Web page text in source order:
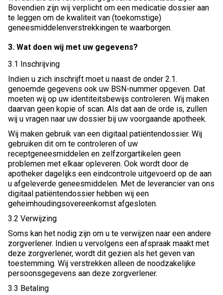
Bovendien zijn wij verplicht om een medicatie dossier aan
te leggen om de kwaliteit van (toekomstige)
geneesmiddelenverstrekkingen te waarborgen.
3. Wat doen wij met uw gegevens?
3.1 Inschrijving
Indien u zich inschrijft moet u naast de onder 2.1.
genoemde gegevens ook uw BSN-nummer opgeven. Dat
moeten wij op uw identiteitsbewijs controleren. Wij maken
daarvan geen kopie of scan. Als dat aan de orde is, zullen
wij u vragen naar uw dossier bij uw voorgaande apotheek.
Wij maken gebruik van een digitaal patiëntendossier. Wij
gebruiken dit om te controleren of uw
receptgeneesmiddelen en zelfzorgartikelen geen
problemen met elkaar opleveren. Ook wordt door de
apotheker dagelijks een eindcontrole uitgevoerd op de aan
u afgeleverde geneesmiddelen. Met de leverancier van ons
digitaal patiëntendossier hebben wij een
geheimhoudingsovereenkomst afgesloten.
3.2 Verwijzing
Soms kan het nodig zijn om u te verwijzen naar een andere
zorgverlener. Indien u vervolgens een afspraak maakt met
deze zorgverlener, wordt dit gezien als het geven van
toestemming. Wij verstrekken alleen de noodzakelijke
persoonsgegevens aan deze zorgverlener.
3.3 Betaling